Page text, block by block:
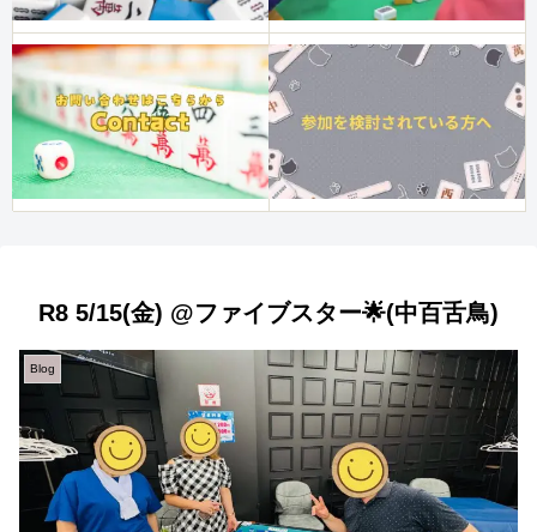
R8 5/15(金) @ファイブスター🌟(中百舌鳥)
Blog